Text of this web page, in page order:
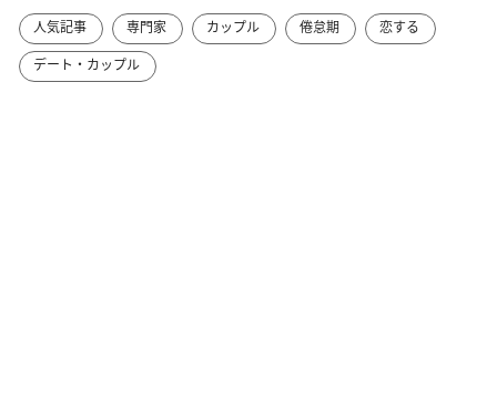
人気記事 専門家 カップル 倦怠期
恋する
デート・カップル